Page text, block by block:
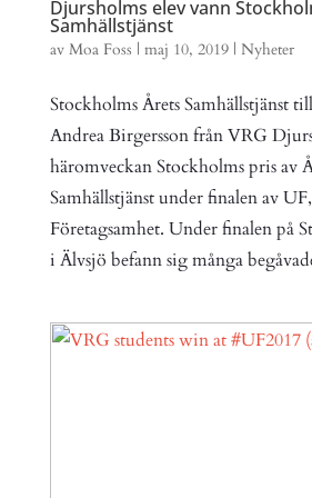
Djursholms elev vann
Samhällstjänst
av Moa Foss | maj 10, 2019| Nyheter
Stockholms Årets Samhällstjänst
Andrea Birgersson från VRG
häromveckan Stockholms pris av
Samhällstjänst under finalen av
Företagsamhet. Under finalen på
i Älvsjö befann sig många